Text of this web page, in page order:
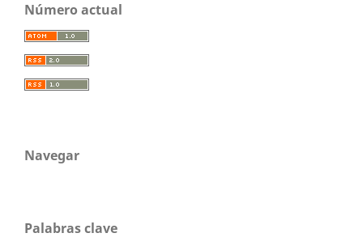
Número actual
Navegar
Palabras clave